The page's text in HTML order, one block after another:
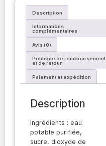
Description
Informations
complémentaires
Avis (0)
Politique de remboursement
et de retour
Paiement et expédition
Description
Ingrédients : eau
potable purifiée,
sucre, dioxyde de